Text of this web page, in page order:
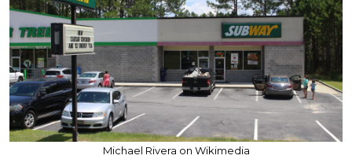
Michael Rivera on Wikimedia